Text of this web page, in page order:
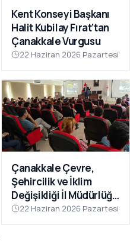
Kent Konseyi Başkanı
Halit Kubilay Fırat’tan
Çanakkale Vurgusu
22 Haziran 2026 Pazartesi
Çanakkale Çevre,
Şehircilik ve İklim
Değişikliği İl Müdürlüğü
Personeline Eğitim
Verildi
22 Haziran 2026 Pazartesi